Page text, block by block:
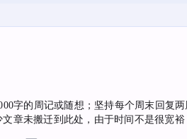
字的周记或随想；坚持每个周末回复
章未搬迁到此处，由于时间不是很宽